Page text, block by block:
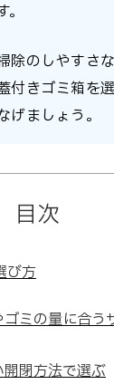
除のしやすさ
付きゴミ箱を
げましょう。
目次
び方
ミの量に合う
閉方法で選ぶ